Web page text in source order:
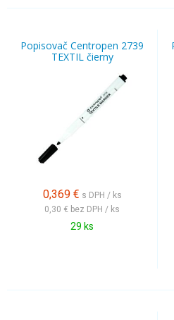
Popisovač Centropen 2739
TEXTIL čierny
0,369 € s DPH / ks
0,30 € bez DPH / ks
29 ks